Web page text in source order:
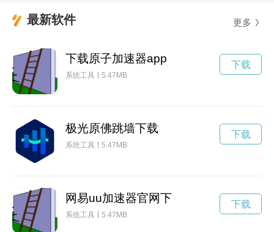
最新软件 更多
下载原子加速器app
系统工具 5.47MB
下载
极光原佛跳墙下载
系统工具 5.47MB
下载
网易uu加速器官网下
系统工具 5.47MB
下载